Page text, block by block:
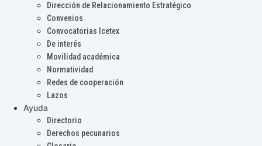
Dirección de Relacionamiento Estratégico
Convenios
Convocatorias Icetex
De interés
Movilidad académica
Normatividad
Redes de cooperación
Lazos
Ayuda
Directorio
Derechos pecunarios